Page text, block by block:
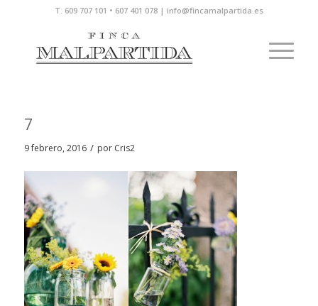
T. 609 707 101 • 607 401 078 | info@fincamalpartida.es
7
9 febrero, 2016 / por Cris2